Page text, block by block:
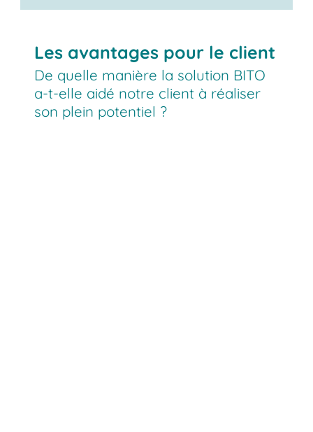
Les avantages pour le client
De quelle manière la solution BITO
a-t-elle aidé notre client à réaliser
son plein potentiel ?